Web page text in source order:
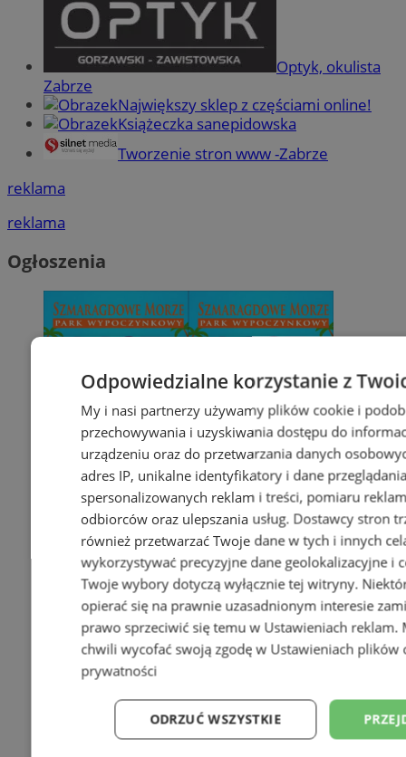
Optyk, okulista
Zabrze
Największy sklep z częściami online!
Książeczka sanepidowska
Tworzenie stron www -Zabrze
reklama
reklama
Ogłoszenia
Odpowiedzialne korzystanie z
My i nasi partnerzy używamy plików cookie i
przechowywania i uzyskiwania dostępu do
urządzeniu oraz do przetwarzania danych
adres IP, unikalne identyfikatory i dane
spersonalizowanych reklam i treści, pomiaru
odbiorców oraz ulepszania usług. Dostawcy stron
również przetwarzać Twoje dane w tych i innych
wykorzystywać precyzyjne dane geolokalizacyjne i
Twoje wybory dotyczą wyłącznie tej witryny.
opierać się na prawnie uzasadnionym interesie
prawo sprzeciwić się temu w Ustawieniach reklam.
chwili wycofać swoją zgodę w Ustawieniach plików
prywatności
ODRZUĆ WSZYSTKIE